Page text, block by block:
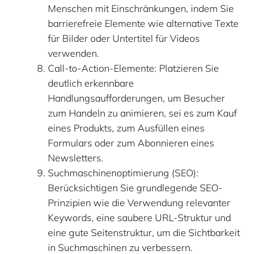
Menschen mit Einschränkungen, indem Sie
barrierefreie Elemente wie alternative Texte
für Bilder oder Untertitel für Videos
verwenden.
Call-to-Action-Elemente: Platzieren Sie
deutlich erkennbare
Handlungsaufforderungen, um Besucher
zum Handeln zu animieren, sei es zum Kauf
eines Produkts, zum Ausfüllen eines
Formulars oder zum Abonnieren eines
Newsletters.
Suchmaschinenoptimierung (SEO):
Berücksichtigen Sie grundlegende SEO-
Prinzipien wie die Verwendung relevanter
Keywords, eine saubere URL-Struktur und
eine gute Seitenstruktur, um die Sichtbarkeit
in Suchmaschinen zu verbessern.